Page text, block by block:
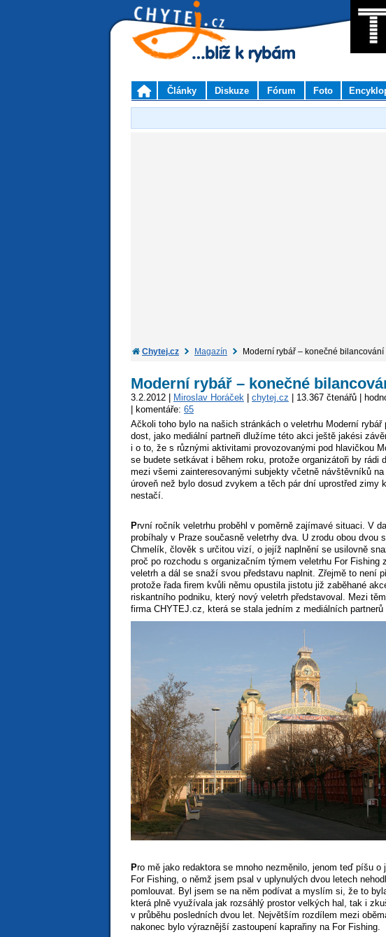
Články Diskuze Fórum Foto
Chytej.cz Magazín Moderní rybář – konečné bilancování
Moderní rybář – konečné
3.2.2012 | Miroslav Horáček chytej.cz | 13.367 čtenářů |
| komentáře: 65
Ačkoli toho bylo na našich stránkách o veletrhu Moderní rybář
dost, jako mediální partneři dlužíme této akci ještě jakési
i o to, že s různými aktivitami provozovanými pod hlavičkou
se budete setkávat i během roku, protože organizátoři by rádi
mezi všemi zainteresovanými subjekty včetně návštěvníků na
úroveň než bylo dosud zvykem a těch pár dní uprostřed zimy
nestačí.
První ročník veletrhu proběhl v poměrně zajímavé situaci. V
probíhaly v Praze současně veletrhy dva. U zrodu obou dvou
Chmelík, člověk s určitou vizí, o jejíž naplnění se usilovně
proč po rozchodu s organizačním týmem veletrhu For Fishing
veletrh a dál se snaží svou představu naplnit. Zřejmě to není
protože řada firem kvůli němu opustila jistotu již zaběhané
riskantního podniku, který nový veletrh představoval. Mezi
firma CHYTEJ.cz, která se stala jedním z mediálních partnerů
Pro mě jako redaktora se mnoho nezměnilo, jenom teď píšu o
For Fishing, o němž jsem psal v uplynulých dvou letech
pomlouvat. Byl jsem se na něm podívat a myslím si, že to
která plně využívala jak rozsáhlý prostor velkých hal, tak i
v průběhu posledních dvou let. Největším rozdílem mezi
nakonec bylo výraznější zastoupení kaprařiny na For Fishing.